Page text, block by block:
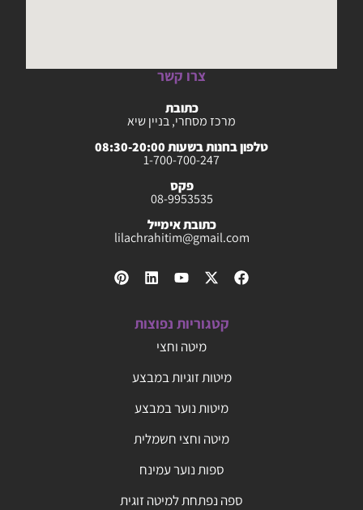
צרו קשר
כתובת
מרכז מסחרי, בניין שיא
טלפון בחנות בשעות 08:30-20:00
1-700-700-247
פקס
08-9953535
כתובת אימייל
lilachrahitim@gmail.com
קטגוריות נפוצות
מיטה וחצי
מיטות זוגיות במבצע
מיטות נוער במבצע
מיטה וחצי חשמלית
ספות נוער עמינח
ספה נפתחת למיטה זוגית